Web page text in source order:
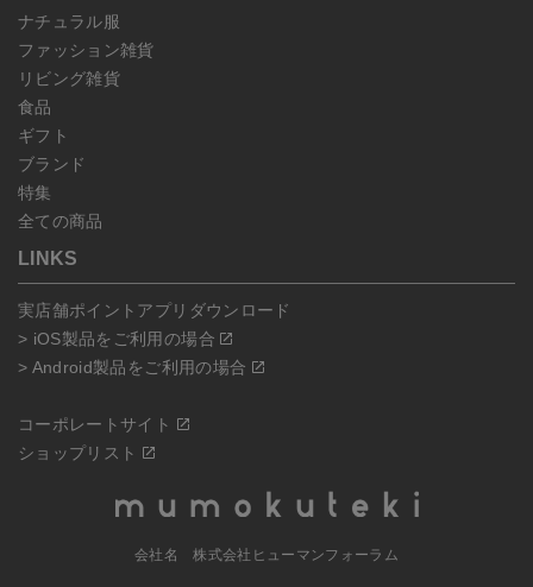
ナチュラル服
ファッション雑貨
リビング雑貨
食品
ギフト
ブランド
特集
全ての商品
LINKS
実店舗ポイントアプリダウンロード
> iOS製品をご利用の場合
> Android製品をご利用の場合
コーポレートサイト
ショップリスト
会社名 株式会社ヒューマンフォーラム